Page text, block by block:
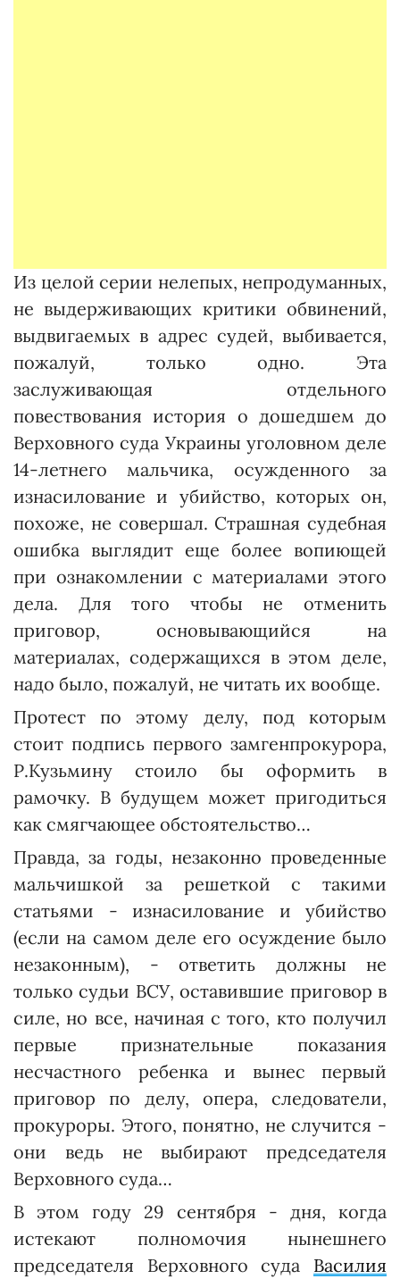
Из целой серии нелепых, непродуманных,
не выдерживающих критики обвинений,
выдвигаемых в адрес судей, выбивается,
пожалуй, только одно. Эта
заслуживающая отдельного
повествования история о дошедшем до
Верховного суда Украины уголовном деле
14-летнего мальчика, осужденного за
изнасилование и убийство, которых он,
похоже, не совершал. Страшная судебная
ошибка выглядит еще более вопиющей
при ознакомлении с материалами этого
дела. Для того чтобы не отменить
приговор, основывающийся на
материалах, содержащихся в этом деле,
надо было, пожалуй, не читать их вообще.
Протест по этому делу, под которым
стоит подпись первого замгенпрокурора,
Р.Кузьмину стоило бы оформить в
рамочку. В будущем может пригодиться
как смягчающее обстоятельство…
Правда, за годы, незаконно проведенные
мальчишкой за решеткой с такими
статьями - изнасилование и убийство
(если на самом деле его осуждение было
незаконным), - ответить должны не
только судьи ВСУ, оставившие приговор в
силе, но все, начиная с того, кто получил
первые признательные показания
несчастного ребенка и вынес первый
приговор по делу, опера, следователи,
прокуроры. Этого, понятно, не случится -
они ведь не выбирают председателя
Верховного суда…
В этом году 29 сентября - дня, когда
истекают полномочия нынешнего
председателя Верхов­ного суда Василия